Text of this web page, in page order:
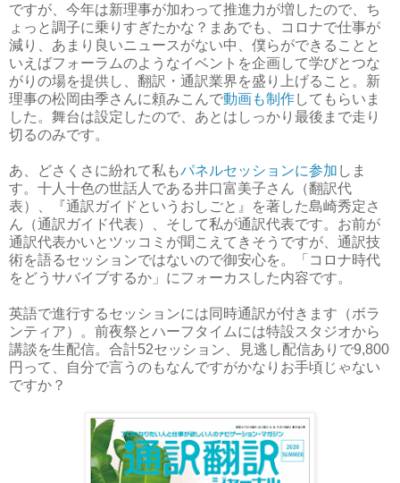
ですが、今年は新理事が加わって推進力が増したので、ち
ょっと調子に乗りすぎたかな？まあでも、コロナで仕事が
減り、あまり良いニュースがない中、僕らができることと
いえばフォーラムのようなイベントを企画して学びとつな
がりの場を提供し、翻訳・通訳業界を盛り上げること。新
理事の松岡由季さんに頼みこんで動画も制作してもらいま
した。舞台は設定したので、あとはしっかり最後まで走り
切るのみです。
あ、どさくさに紛れて私もパネルセッションに参加 しま
す。十人十色の世話人である井口富美子さん（翻訳代
表）、『通訳ガイドというおしごと』を著した島崎秀定さ
ん（通訳ガイド代表）、そして私が通訳代表です。お前が
通訳代表かいとツッコミが聞こえてきそうですが、通訳技
術を語るセッションではないので御安心を。「コロナ時代
をどうサバイブするか」にフォーカスした内容です。
英語で進行するセッションには同時通訳が付きます（ボラ
ンティア）。前夜祭とハーフタイムには特設スタジオから
講談を生配信。合計52セッション、見逃し配信ありで9,800
円って、自分で言うのもなんですがかなりお手頃じゃない
ですか？